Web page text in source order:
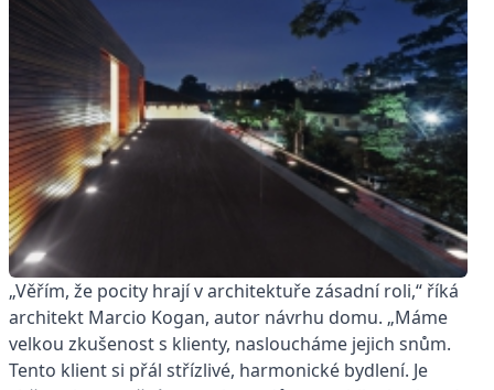
„Věřím, že pocity hrají v architektuře zásadní roli,“ říká
architekt Marcio Kogan, autor návrhu domu. „Máme
velkou zkušenost s klienty, nasloucháme jejich snům.
Tento klient si přál střízlivé, harmonické bydlení. Je